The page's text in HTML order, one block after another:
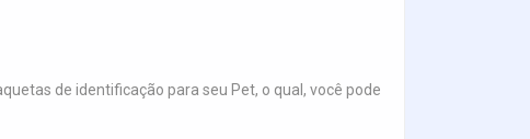
de identificação para seu Pet, o qual, você pode